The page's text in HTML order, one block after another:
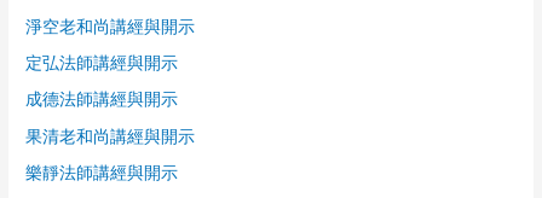
淨空老和尚講經與開示
定弘法師講經與開示
成德法師講經與開示
果清老和尚講經與開示
樂靜法師講經與開示